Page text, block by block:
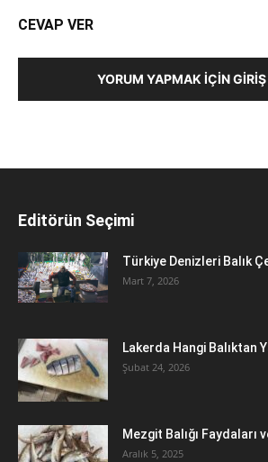
CEVAP VER
YORUM YAPMAK İÇIN
Editörün Seçimi
Türkiye Denizleri Balık
Mart 7, 2026
Lakerda Hangi Balıktan
Şubat 24, 2026
Mezgit Balığı Faydaları
Aralık 5, 2025